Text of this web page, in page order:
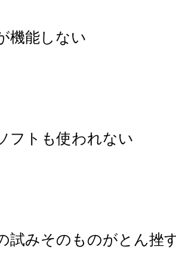
機能しない
フトも使われない
試みそのものがとん挫